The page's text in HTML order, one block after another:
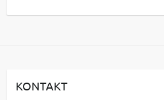
a
v
KONTAKT